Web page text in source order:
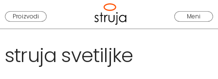
Proizvodi Meni
struja svetiljke